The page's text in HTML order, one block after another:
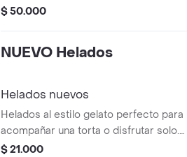
bolitas brownie redvelvet / arándanos.
$ 50.000
NUEVO Helados
Helados nuevos
Helados al estilo gelato perfecto para
acompañar una torta o disfrutar solo.
sabores - brownie melcochudo, vainilla,
$ 21.000